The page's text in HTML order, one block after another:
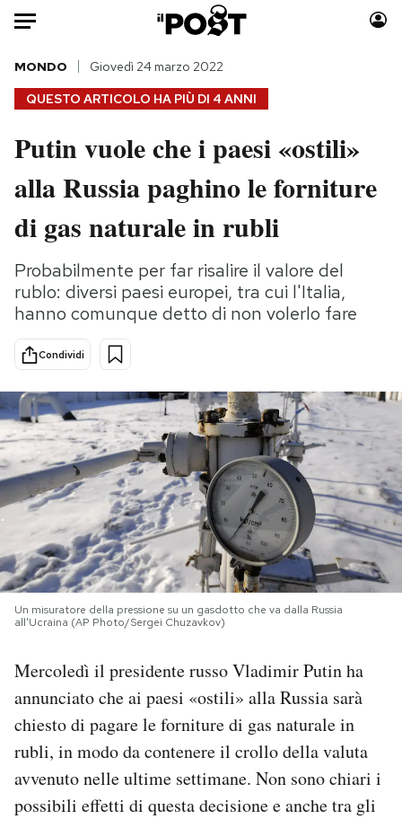
Auto
HOME
Italia
Politica
Tecnologia
Scienza
Sport
Moda
Consumismi
Storie/Idee
Media
Europa
PODCAST
NEWSLETTER
I MIEI PREFERITI
SHOP
CALENDARIO
AREA PERSONALE
Area Personale
QUESTO ARTICOLO HA PIÙ DI 4 ANNI
MONDO Giovedì 24 marzo 2022
Putin vuole che i paesi «ostili»
alla Russia paghino le forniture
di gas naturale in rubli
Probabilmente per far risalire il valore del
rublo: diversi paesi europei, tra cui l'Italia,
hanno comunque detto di non volerlo fare
Condividi
Un misuratore della pressione su un gasdotto che va dalla Russia
all'Ucraina (AP Photo/Sergei Chuzavkov)
Mercoledì il presidente russo Vladimir Putin ha
annunciato che ai paesi «ostili» alla Russia sarà
chiesto di pagare le forniture di gas naturale in
rubli, in modo da contenere il crollo della valuta
avvenuto nelle ultime settimane. Non sono chiari i
possibili effetti di questa decisione e anche tra gli